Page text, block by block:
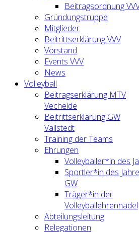
Beitragsordnung
Gründungstruppe
Mitglieder
Beitrittserklärung VVV
Vorstand
Events VVV
News
Volleyball
Beitragserklärung MTV
Vechelde
Beitrittserklärung GW
Vallstedt
Training der Teams
Ehrungen
Volleyballer*in des
Sportler*in des
GW
Träger*in der
Volleyballehrennadel
Abteilungsleitung
Relegationen